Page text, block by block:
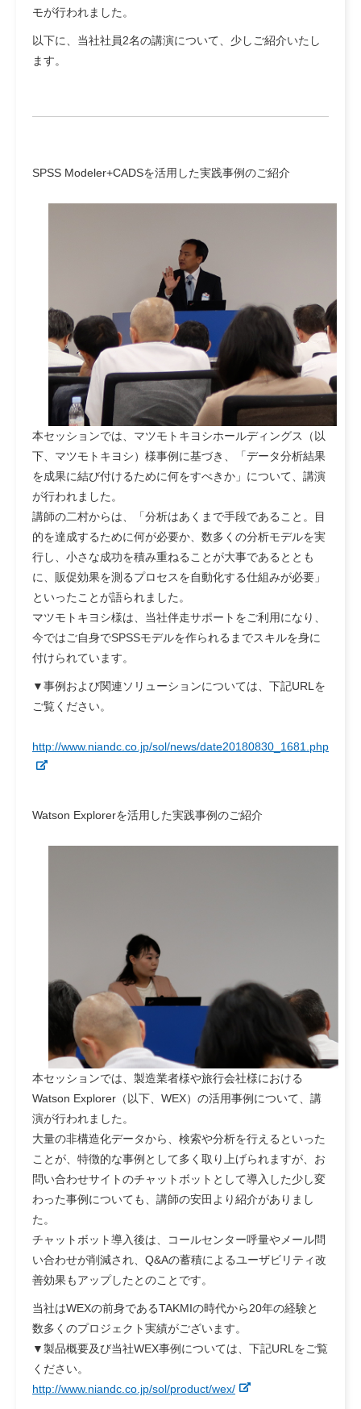
モが行われました。
以下に、当社社員2名の講演について、少しご紹介いたし
ます。
SPSS Modeler+CADSを活用した実践事例のご紹介
本セッションでは、マツモトキヨシホールディングス（以
下、マツモトキヨシ）様事例に基づき、「データ分析結果
を成果に結び付けるために何をすべきか」について、講演
が行われました。
講師の二村からは、「分析はあくまで手段であること。目
的を達成するために何が必要か、数多くの分析モデルを実
行し、小さな成功を積み重ねることが大事であるととも
に、販促効果を測るプロセスを自動化する仕組みが必要」
といったことが語られました。
マツモトキヨシ様は、当社伴走サポートをご利用になり、
今ではご自身でSPSSモデルを作られるまでスキルを身に
付けられています。
▼事例および関連ソリューションについては、下記URLを
ご覧ください。
http://www.niandc.co.jp/sol/news/date20180830_1681.php
Watson Explorerを活用した実践事例のご紹介
本セッションでは、製造業者様や旅行会社様における
Watson Explorer（以下、WEX）の活用事例について、講
演が行われました。
大量の非構造化データから、検索や分析を行えるといった
ことが、特徴的な事例として多く取り上げられますが、お
問い合わせサイトのチャットボットとして導入した少し変
わった事例についても、講師の安田より紹介がありまし
た。
チャットボット導入後は、コールセンター呼量やメール問
い合わせが削減され、Q&Aの蓄積によるユーザビリティ改
善効果もアップしたとのことです。
当社はWEXの前身であるTAKMIの時代から20年の経験と
数多くのプロジェクト実績がございます。
▼製品概要及び当社WEX事例については、下記URLをご覧
ください。
http://www.niandc.co.jp/sol/product/wex/